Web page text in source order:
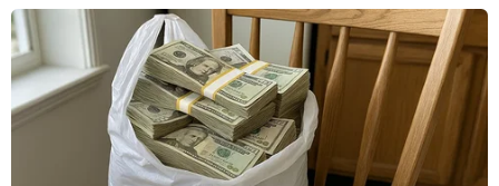
#Phó Thủ tướng Trịnh Đình Dũng
#Bộ Tài nguyên và Môi trường
#Kiểm kê đất đai
#Sử dụng đất